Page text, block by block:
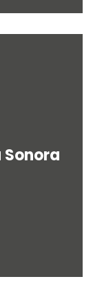
Sonora